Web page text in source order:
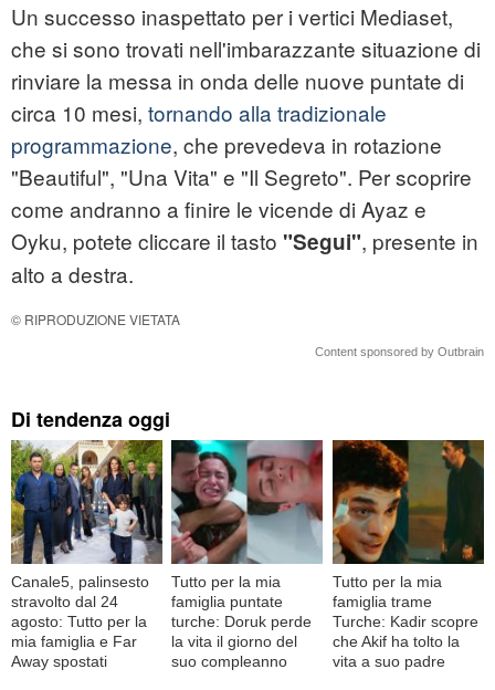
Un successo inaspettato per i vertici Mediaset,
che si sono trovati nell'imbarazzante situazione di
rinviare la messa in onda delle nuove puntate di
circa 10 mesi, tornando alla tradizionale
programmazione, che prevedeva in rotazione
"Beautiful", "Una Vita" e "Il Segreto". Per scoprire
come andranno a finire le vicende di Ayaz e
Oyku, potete cliccare il tasto "Segui", presente in
alto a destra.
© RIPRODUZIONE VIETATA
Content sponsored by Outbrain
Di tendenza oggi
Canale5, palinsesto
stravolto dal 24
agosto: Tutto per la
mia famiglia e Far
Away spostati
Tutto per la mia
famiglia puntate
turche: Doruk perde
la vita il giorno del
suo compleanno
Tutto per la mia
famiglia trame
Turche: Kadir scopre
che Akif ha tolto la
vita a suo padre